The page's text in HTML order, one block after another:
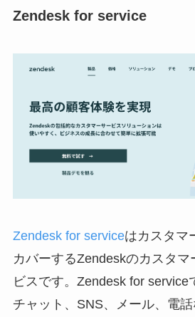
Zendesk for service
Zendesk for serviceはカスタマ
カバーするZendeskのカスタ
ビスです。Zendesk for service
チャット、SNS、メール、電